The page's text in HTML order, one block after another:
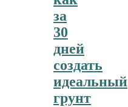
за
30
дней
создать
идеальный
грунт